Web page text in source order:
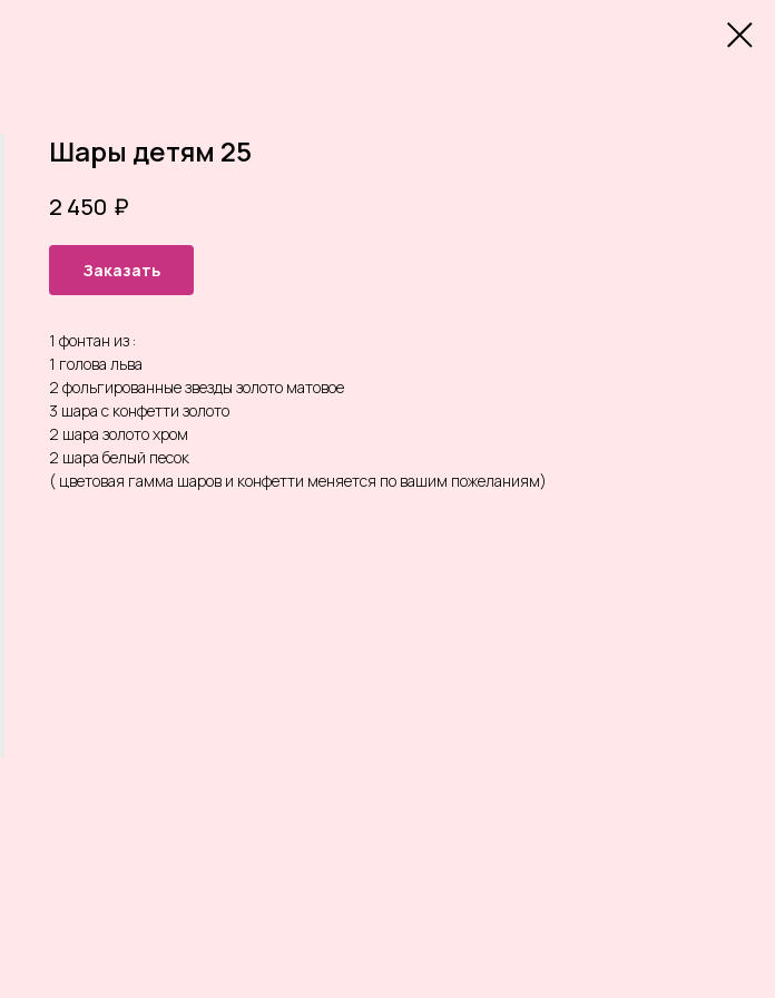
Шары детям 25
2 450 ₽
Заказать
1 фонтан из :
1 голова льва
2 фольгированные звезды золото матовое
3 шара с конфетти золото
2 шара золото хром
2 шара белый песок
( цветовая гамма шаров и конфетти меняется по вашим пожеланиям)